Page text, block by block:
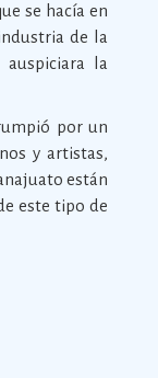
se hacía en
de la
la
por un
y artistas,
están
este tipo de